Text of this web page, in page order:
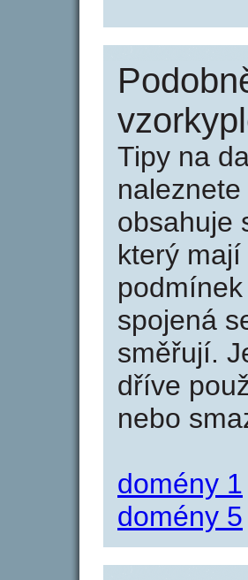
Tipy na
obsahuje
který
spojená
směřují.
dříve
nebo
domény 1
domény 5